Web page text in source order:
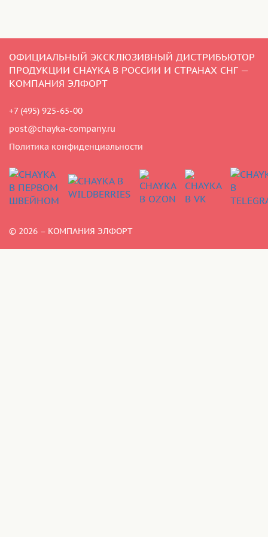
ОФИЦИАЛЬНЫЙ ЭКСКЛЮЗИВНЫЙ ДИСТРИБЬЮТОР
ПРОДУКЦИИ CHAYKA В РОССИИ И СТРАНАХ СНГ —
КОМПАНИЯ ЭЛФОРТ
+7 (495) 925-65-00
post@chayka-company.ru
Политика конфиденциальности
© 2026 – КОМПАНИЯ ЭЛФОРТ